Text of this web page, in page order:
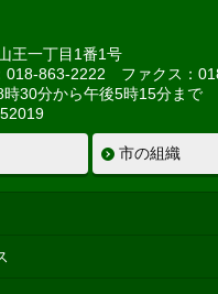
王一丁目1番1号
018-863-2222 ファクス：
30分から午後5時15分まで
市の組織